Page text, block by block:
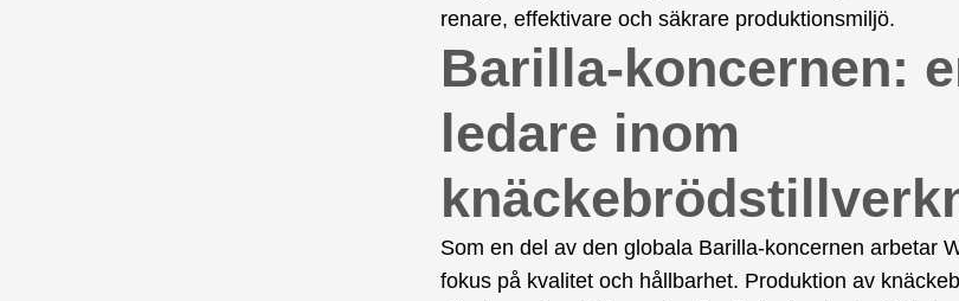
renare, effektivare och säkrare produktionsmiljö.
Barilla-koncernen:
ledare inom
Som en del av den globala Barilla-koncernen arbetar
fokus på kvalitet och hållbarhet. Produktion av